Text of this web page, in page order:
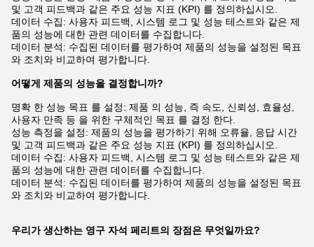
및 고객 피드백과 같은 주요 성능 지표 (KPI) 를 정의하십시오.
데이터 수집: 사용자 피드백, 시스템 로그 및 성능 테스트와 같은 제
품의 성능에 대한 관련 데이터를 수집합니다.
데이터 분석: 수집된 데이터를 평가하여 제품의 성능을 설정된 목표
와 조치와 비교하여 평가합니다.
어떻게 제품의 성능을 결정합니까?
명확 한 성능 목표 를 설정: 제품 의 성능, 즉 속도, 신뢰성, 효율성,
사용자 만족 등 을 위한 구체적인 목표 를 결정 한다.
성능 측정을 설정: 제품의 성능을 평가하기 위해 오류율, 응답 시간
및 고객 피드백과 같은 주요 성능 지표 (KPI) 를 정의하십시오.
데이터 수집: 사용자 피드백, 시스템 로그 및 성능 테스트와 같은 제
품의 성능에 대한 관련 데이터를 수집합니다.
데이터 분석: 수집된 데이터를 평가하여 제품의 성능을 설정된 목표
와 조치와 비교하여 평가합니다.
우리가 생산하는 영구 자석 페리트의 장점은 무엇일까요?